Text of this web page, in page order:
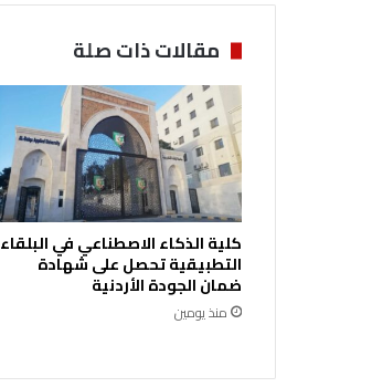
ل
و
ط
ن
ف
ي
ز
ي
ا
ر
ة
خ
ا
ص
مقالات ذات صلة
كلية الذكاء الاصطناعي في البلقاء
التطبيقية تحصل على شهادة
ضمان الجودة الأردنية
منذ يومين